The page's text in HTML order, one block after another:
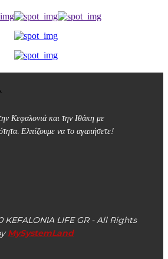
Κεφαλονιά και την Ιθάκη με
Ελπίζουμε να το αγαπήσετε!
LIFE GR - All Rights
MySystemLand